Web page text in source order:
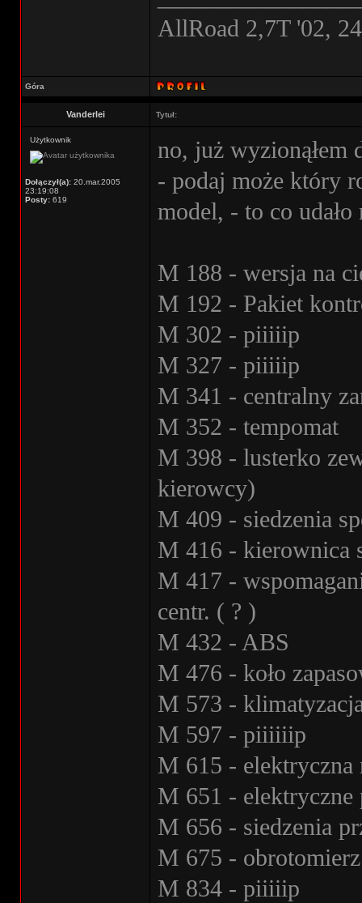
AllRoad 2,7T '02,
Góra
Vanderlei Tytuł:
Użytkownik
Dołączył(a): 20.mar.2005
23:19:08
Posty: 619
no, już
- podaj może który
model, - to co
M 188 - wersja na
M 192 - Pakiet
M 302 - piiiiip
M 327 - piiiiip
M 341 - centralny
M 352 - tempomat
M 398 - lusterko
kierowcy)
M 409 - siedzenia
M 416 - kierownica
M 417 -
centr. ( ? )
M 432 - ABS
M 476 - koło
M 573 -
M 597 - piiiiiip
M 615 - elektryczna
M 651 - elektryczne
M 656 - siedzenia
M 675 - obrotomierz
M 834 - piiiiip